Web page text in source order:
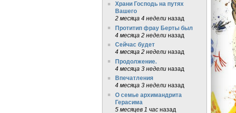
Храни Господь на путях
Вашего
2 месяца 4 неделиназад
Протитип фрау Берты был
4 месяца 2 неделиназад
Сейчас будет
4 месяца 2 неделиназад
Продолжение.
4 месяца 3 неделиназад
Впечатления
4 месяца 3 неделиназад
О семье архимандрита
Герасима
5 месяцев 1 часназад